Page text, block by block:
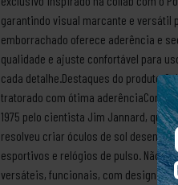
garantindo visual marcante e versátil
emborrachado oferece aderência e
qualidade e ajuste confortável para
cada detalhe.Destaques do
tratorado com ótima
1975 pelo cientista Jim Jannard, que
resolveu criar óculos de sol
esportivos e relógios de pulso. Não
versáteis, funcionais, com design